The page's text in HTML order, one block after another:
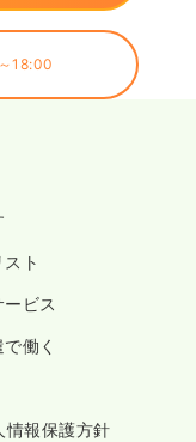
詳細を見る
細を見る
18:00
ト
ビス
働く
情報保護方針